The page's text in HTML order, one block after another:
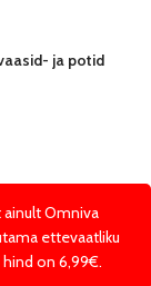
ja potid
Omniva
ettevaatliku
on 6,99€.